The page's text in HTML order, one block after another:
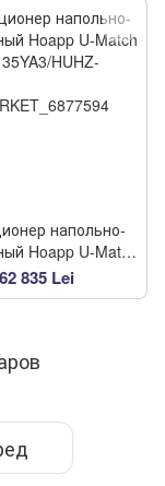
напольно-
Hoapp U-Match
HUHZ-
G135YA3
62 835 Lei